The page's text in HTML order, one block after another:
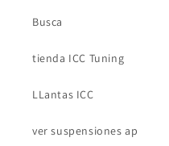
Busca
tienda ICC Tuning
LLantas ICC
ver suspensiones ap